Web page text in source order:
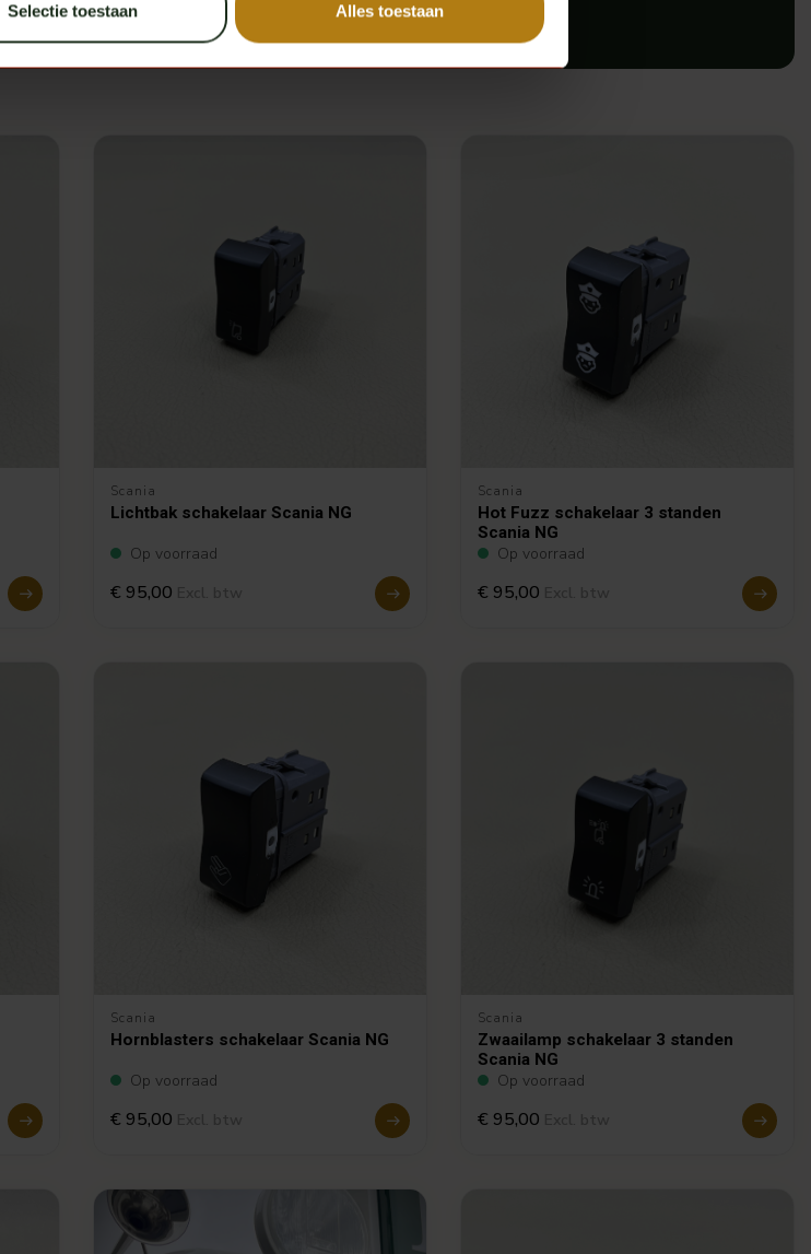
Selectie toestaan Alles toestaan
Scania
Lichtbak schakelaar Scania NG
Op voorraad
€ 95,00
Scania
Hot Fuzz schakelaar 3 standen
Scania NG
Op voorraad
€ 95,00
Scania
Hornblasters schakelaar Scania NG
Op voorraad
€ 95,00
Scania
Zwaailamp schakelaar 3 standen
Scania NG
Op voorraad
€ 95,00